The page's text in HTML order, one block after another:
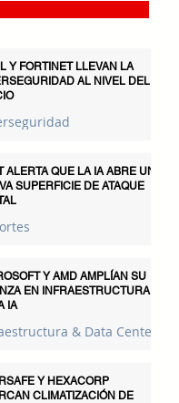
Y FORTINET LLEVAN LA
AL NIVEL DEL
ALERTA QUE LA IA ABRE UNA
SUPERFICIE DE ATAQUE
Y AMD AMPLÍAN SU
EN INFRAESTRUCTURA
IA
& Data Centers
Y HEXACORP
CLIMATIZACIÓN DE